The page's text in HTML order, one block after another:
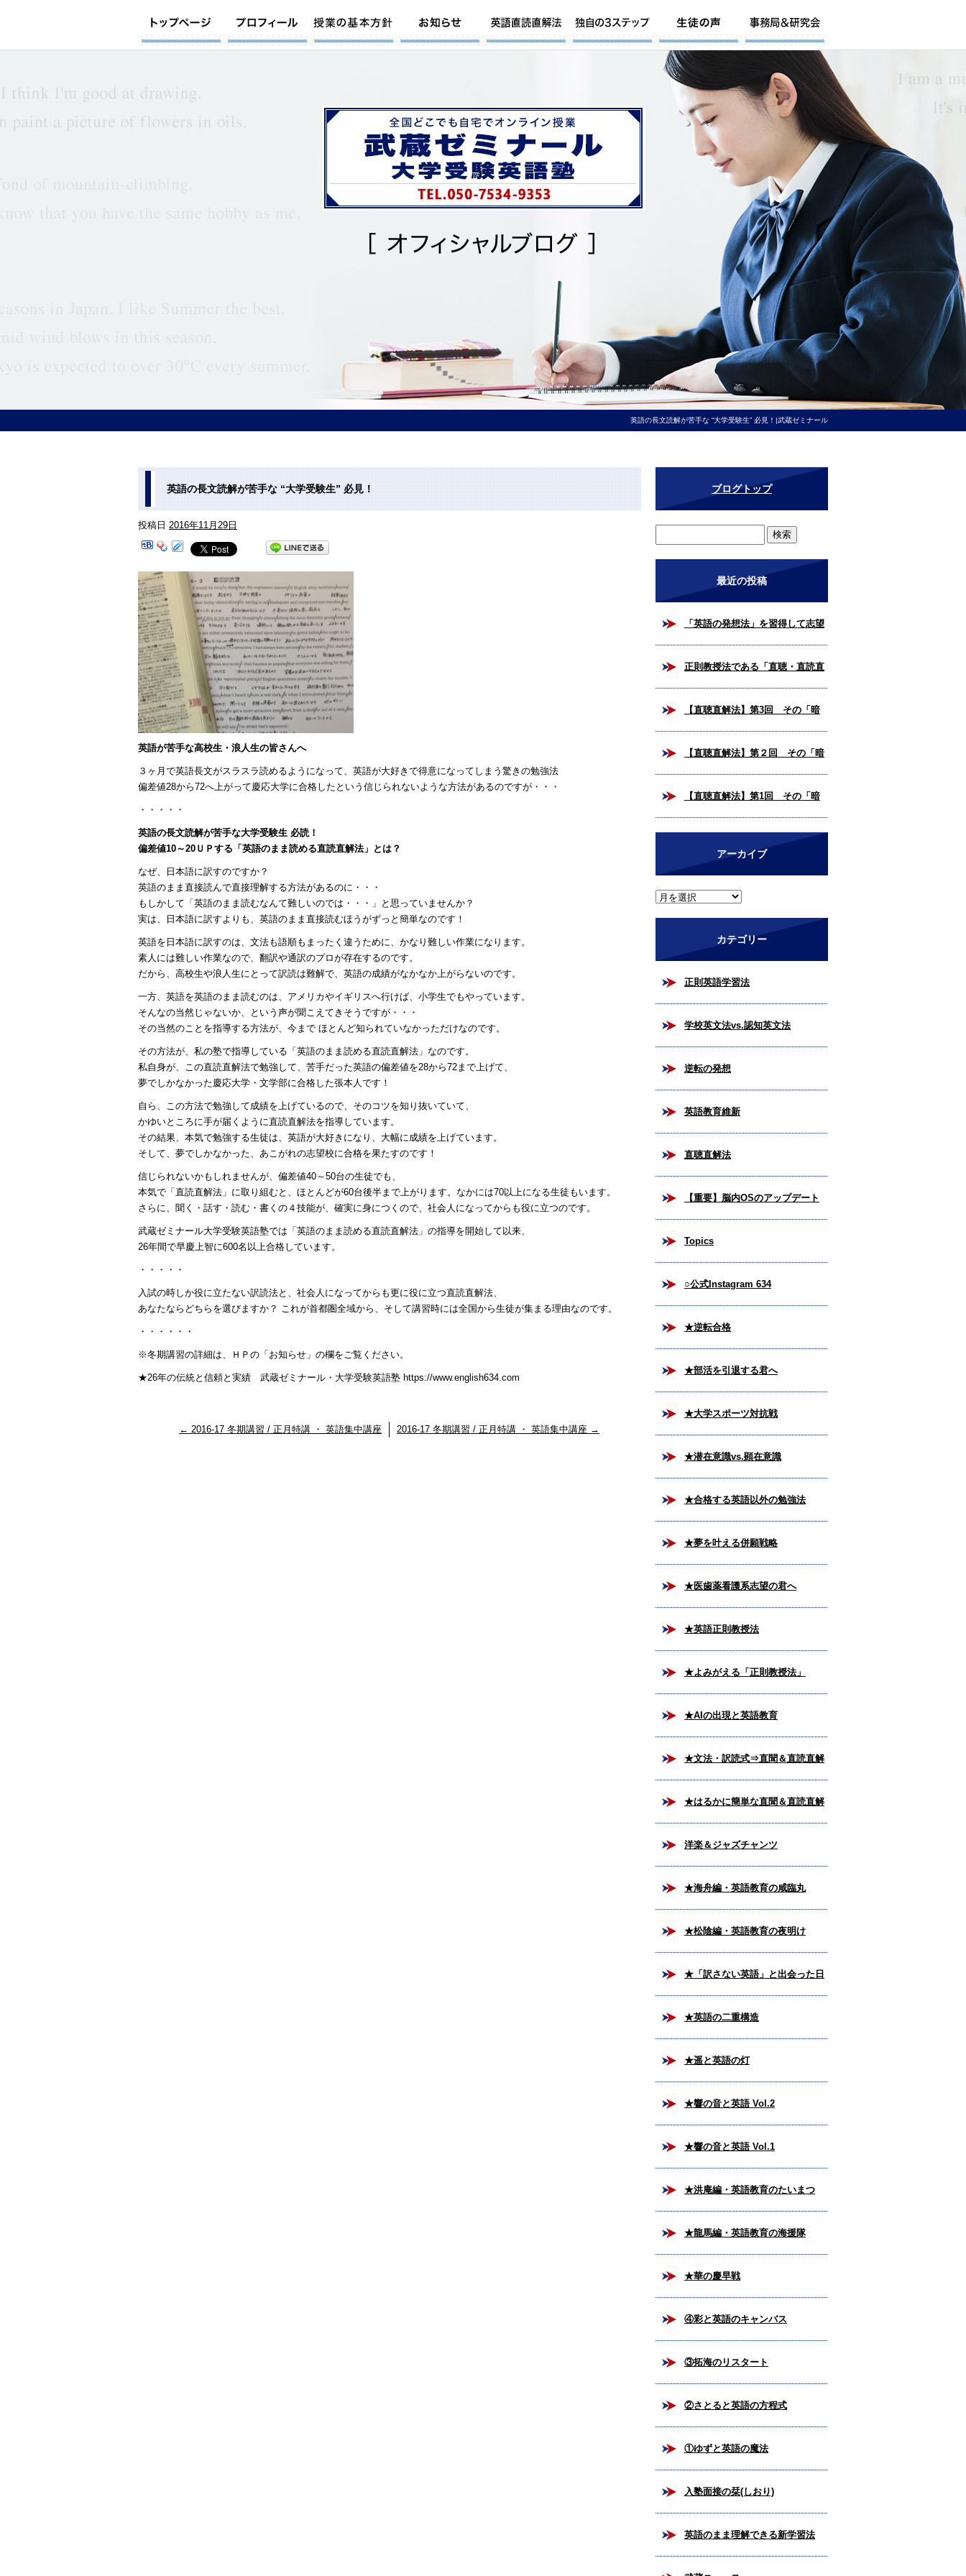
英語の長文読解が苦手な “大学受験生” 必見！|武蔵ゼミナール
英語の長文読解が苦手な “大学受験生” 必見！
投稿日 2016年11月29日
英語が苦手な高校生・浪人生の皆さんへ
３ヶ月で英語長文がスラスラ読めるようになって、英語が大好きで得意になってしまう驚きの勉強法
偏差値28から72へ上がって慶応大学に合格したという信じられないような方法があるのですが・・・
・・・・・
英語の長文読解が苦手な大学受験生 必読！
偏差値10～20ＵＰする「英語のまま読める直読直解法」とは？
なぜ、日本語に訳すのですか？
英語のまま直接読んで直接理解する方法があるのに・・・
もしかして「英語のまま読むなんて難しいのでは・・・」と思っていませんか？
実は、日本語に訳すよりも、英語のまま直接読むほうがずっと簡単なのです！
英語を日本語に訳すのは、文法も語順もまったく違うために、かなり難しい作業になります。
素人には難しい作業なので、翻訳や通訳のプロが存在するのです。
だから、高校生や浪人生にとって訳読は難解で、英語の成績がなかなか上がらないのです。
一方、英語を英語のまま読むのは、アメリカやイギリスへ行けば、小学生でもやっています。
そんなの当然じゃないか、という声が聞こえてきそうですが・・・
その当然のことを指導する方法が、今まで ほとんど知られていなかっただけなのです。
その方法が、私の塾で指導している「英語のまま読める直読直解法」なのです。
私自身が、この直読直解法で勉強して、苦手だった英語の偏差値を28から72まで上げて、
夢でしかなかった慶応大学・文学部に合格した張本人です！
自ら、この方法で勉強して成績を上げているので、そのコツを知り抜いていて、
かゆいところに手が届くように直読直解法を指導しています。
その結果、本気で勉強する生徒は、英語が大好きになり、大幅に成績を上げています。
そして、夢でしかなかった、あこがれの志望校に合格を果たすのです！
信じられないかもしれませんが、偏差値40～50台の生徒でも、
本気で「直読直解法」に取り組むと、ほとんどが60台後半まで上がります。なかには70以上になる生徒もいます。
さらに、聞く・話す・読む・書くの４技能が、確実に身につくので、社会人になってからも役に立つのです。
武蔵ゼミナール大学受験英語塾では「英語のまま読める直読直解法」の指導を開始して以来、
26年間で早慶上智に600名以上合格しています。
・・・・・
入試の時しか役に立たない訳読法と、社会人になってからも更に役に立つ直読直解法、
あなたならどちらを選びますか？ これが首都圏全域から、そして講習時には全国から生徒が集まる理由なのです。
・・・・・・
※冬期講習の詳細は、ＨＰの「お知らせ」の欄をご覧ください。
★26年の伝統と信頼と実績 武蔵ゼミナール・大学受験英語塾 https://www.english634.com
← 2016-17 冬期講習 / 正月特講 ・ 英語集中講座 2016-17 冬期講習 / 正月特講 ・ 英語集中講座 →
ブログトップ
最近の投稿
「英語の発想法」を習得して志望
校合格を掴み取ろう！
正則教授法である「直聴・直読直
解法」とは？
【直聴直解法】第3回 その「暗
号解読」、いつまで続けますか？
（完結編）
【直聴直解法】第２回 その「暗
号解読」、いつまで続けますか？
【直聴直解法】第1回 その「暗
号解読」、いつまで続けますか？
アーカイブ
カテゴリー
正則英語学習法
学校英文法vs.認知英文法
逆転の発想
英語教育維新
直聴直解法
【重要】脳内OSのアップデート
Topics
○公式Instagram 634
★逆転合格
★部活を引退する君へ
★大学スポーツ対抗戦
★潜在意識vs.顕在意識
★合格する英語以外の勉強法
★夢を叶える併願戦略
★医歯薬看護系志望の君へ
★英語正則教授法
★よみがえる「正則教授法」
★AIの出現と英語教育
★文法・訳読式⇒直聞＆直読直解
法
★はるかに簡単な直聞＆直読直解
法
洋楽＆ジャズチャンツ
★海舟編・英語教育の咸臨丸
★松陰編・英語教育の夜明け
★「訳さない英語」と出会った日
★英語の二重構造
★遥と英語の灯
★響の音と英語 Vol.2
★響の音と英語 Vol.1
★洪庵編・英語教育のたいまつ
★龍馬編・英語教育の海援隊
★華の慶早戦
④彩と英語のキャンバス
③拓海のリスタート
②さとると英語の方程式
①ゆずと英語の魔法
入塾面接の栞(しおり)
英語のまま理解できる新学習法